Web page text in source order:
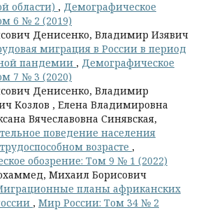
области) , Демографическое
6 № 2 (2019)
Денисенко, Владимир Изявич
миграция в России в период
пандемии , Демографическое
7 № 3 (2020)
Денисенко, Владимир
Козлов , Елена Владимировна
Вячеславовна Синявская,
поведение населения
возрасте ,
обозрение: Том 9 № 1 (2022)
Михаил Борисович
планы африканских
, Мир России: Том 34 № 2